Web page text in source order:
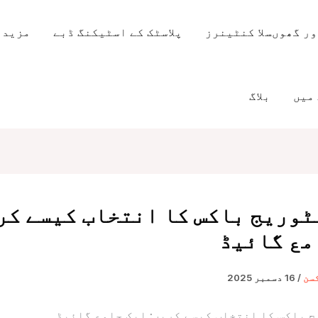
گھوںسلا کنٹینرز پلاسٹک کے اسٹیکنگ ڈبے
میں بلاگ
باکس کا انتخاب کیسے
گائیڈ
/ 16 دسمبر 2025
باکس کا انتخاب کیسے کریں: ایک جامع گائیڈ